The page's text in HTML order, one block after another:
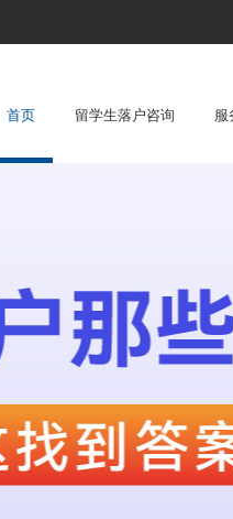
首页 留学生落户咨询 服